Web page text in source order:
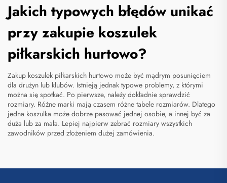
Jakich typowych błędów unikać
przy zakupie koszulek
piłkarskich hurtowo?
Zakup koszulek piłkarskich hurtowo może być mądrym posunięciem
dla drużyn lub klubów. Istnieją jednak typowe problemy, z którymi
można się spotkać. Po pierwsze, należy dokładnie sprawdzić
rozmiary. Różne marki mają czasem różne tabele rozmiarów. Dlatego
jedna koszulka może dobrze pasować jednej osobie, a innej być za
duża lub za mała. Lepiej najpierw zebrać rozmiary wszystkich
zawodników przed złożeniem dużej zamówienia.